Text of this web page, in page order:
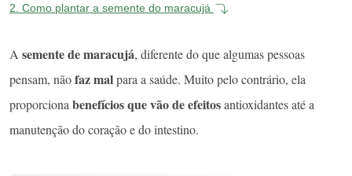
2. Como plantar a semente do maracujá
A semente de maracujá, diferente do que algumas pessoas
pensam, nãofaz malpara a saúde. Muito pelo contrário, ela
proporciona benefíciosque vão de efeitosantioxidantes até a
manutenção do coração e do intestino.